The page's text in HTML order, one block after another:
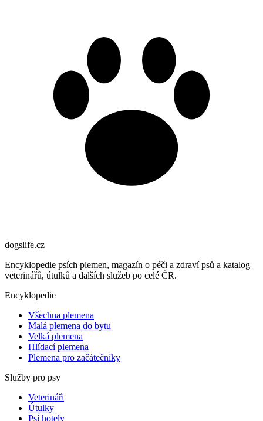
dogslife.cz
Encyklopedie psích plemen, magazín o péči a zdraví psů a katalog
veterinářů, útulků a dalších služeb po celé ČR.
Encyklopedie
Všechna plemena
Malá plemena do bytu
Velká plemena
Hlídací plemena
Plemena pro začátečníky
Služby pro psy
Veterináři
Útulky
Psí hotely